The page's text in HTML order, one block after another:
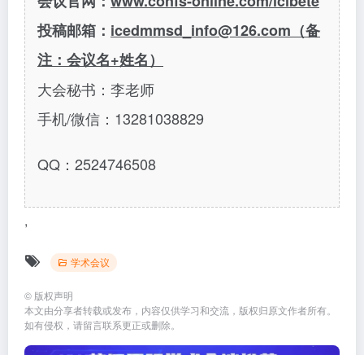
投稿邮箱： icedmmsd_info@126.com（备
注：会议名+姓名）
大会秘书：李老师
手机/微信：13281038829
QQ：2524746508
,
学术会议
© 版权声明
本文由分享者转载或发布，内容仅供学习和交流，版权归原文作者所有。
如有侵权，请留言联系更正或删除。